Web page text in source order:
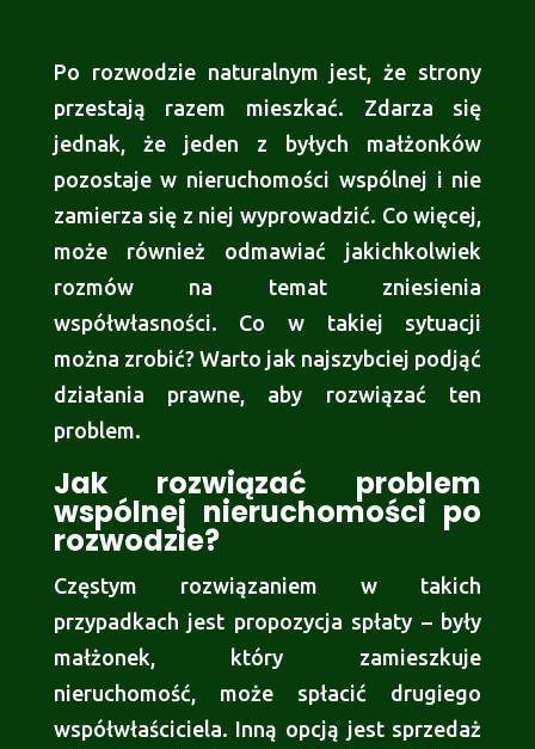
Po rozwodzie naturalnym jest, że strony
przestają razem mieszkać. Zdarza się
jednak, że jeden z byłych małżonków
pozostaje w nieruchomości wspólnej i nie
zamierza się z niej wyprowadzić. Co więcej,
może również odmawiać jakichkolwiek
rozmów na temat zniesienia
współwłasności. Co w takiej sytuacji
można zrobić? Warto jak najszybciej podjąć
działania prawne, aby rozwiązać ten
problem.
Jak rozwiązać problem
wspólnej nieruchomości po
rozwodzie?
Częstym rozwiązaniem w takich
przypadkach jest propozycja spłaty – były
małżonek, który zamieszkuje
nieruchomość, może spłacić drugiego
współwłaściciela. Inną opcją jest sprzedaż